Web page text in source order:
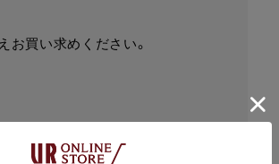
お買い求めください。
ド決済がご利用いただけます。